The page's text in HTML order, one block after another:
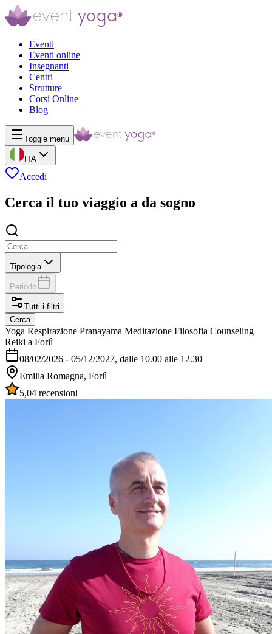
Eventi
Eventi online
Insegnanti
Centri
Strutture
Corsi Online
Blog
Toggle menu
ITA
Accedi
Cerca il tuo viaggio a da sogno
Tipologia
Periodo
Tutti i filtri
Cerca
Yoga Respirazione Pranayama Meditazione Filosofia Counseling
Reiki a Forlì
08/02/2026 - 05/12/2027, dalle 10.00 alle 12.30
Emilia Romagna, Forlì
5,04 recensioni